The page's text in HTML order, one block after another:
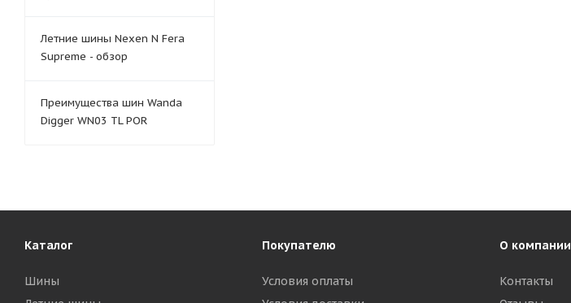
Летние шины Nexen N Fera
Supreme - обзор
Преимущества шин Wanda
Digger WN03 TL POR
Каталог
Шины
Покупателю
Условия оплаты
О компании
Контакты